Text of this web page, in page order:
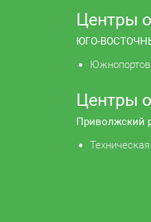
Центры
ЮГО-
Центры
Приволжский